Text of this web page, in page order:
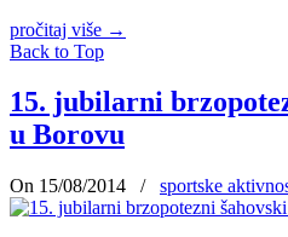
pročitaj više →
Back to Top
15. jubilarni
u Borovu
On 15/08/2014 / sportske